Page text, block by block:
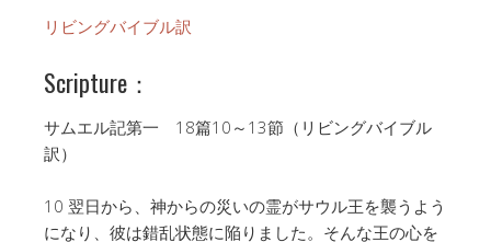
リビングバイブル訳
Scripture：
サムエル記第一 18篇10～13節（リビングバイブル
訳）
10 翌日から、神からの災いの霊がサウル王を襲うよう
になり、彼は錯乱状態に陥りました。そんな王の心を